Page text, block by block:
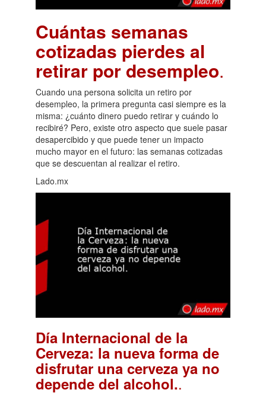
Cuántas semanas
cotizadas pierdes al
retirar por desempleo.
Cuando una persona solicita un retiro por
desempleo, la primera pregunta casi siempre es la
misma: ¿cuánto dinero puedo retirar y cuándo lo
recibiré? Pero, existe otro aspecto que suele pasar
desapercibido y que puede tener un impacto
mucho mayor en el futuro: las semanas cotizadas
que se descuentan al realizar el retiro.
Lado.mx
Día Internacional de la
Cerveza: la nueva forma de
disfrutar una cerveza ya no
depende del alcohol..